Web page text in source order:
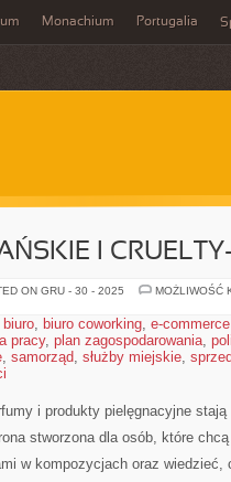
Monachium Portugalia
I
ON GRU - 30 - 2025
MOŻLIWOŚĆ
biuro, biuro coworking, e-commerce
pracy, plan zagospodarowania,
, samorząd, służby miejskie,
i produkty pielęgnacyjne
stworzona dla osób, które
w kompozycjach oraz wiedzieć,